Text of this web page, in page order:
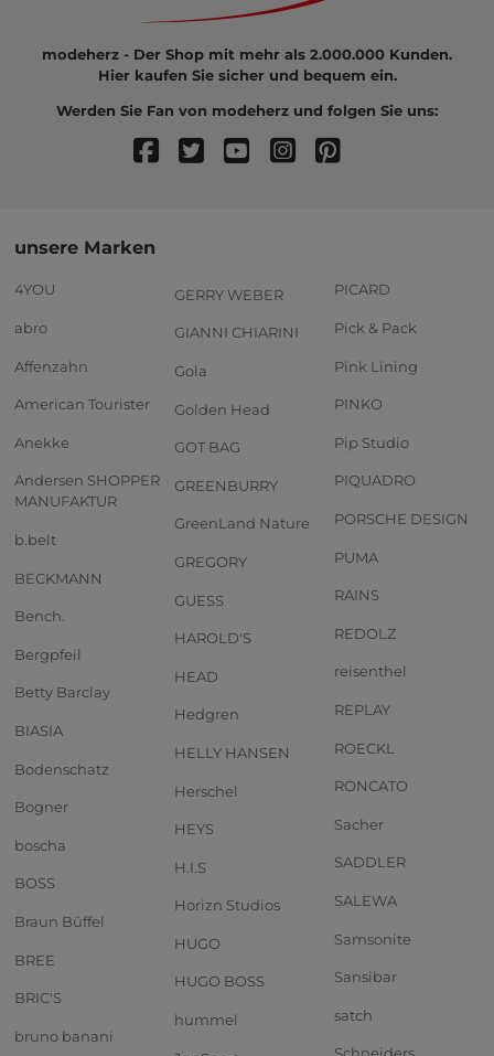
modeherz - Der Shop mit mehr als 2.000.000 Kunden.
Hier kaufen Sie sicher und bequem ein.
Werden Sie Fan von modeherz und folgen Sie uns:
unsere Marken
4YOU
abro
Affenzahn
American Tourister
Anekke
Andersen SHOPPER
MANUFAKTUR
b.belt
BECKMANN
Bench.
Bergpfeil
Betty Barclay
BIASIA
Bodenschatz
Bogner
boscha
BOSS
Braun Büffel
BREE
BRIC'S
bruno banani
GERRY WEBER
GIANNI CHIARINI
Gola
Golden Head
GOT BAG
GREENBURRY
GreenLand Nature
GREGORY
GUESS
HAROLD'S
HEAD
Hedgren
HELLY HANSEN
Herschel
HEYS
H.I.S
Horizn Studios
HUGO
HUGO BOSS
hummel
PICARD
Pick & Pack
Pink Lining
PINKO
Pip Studio
PIQUADRO
PORSCHE DESIGN
PUMA
RAINS
REDOLZ
reisenthel
REPLAY
ROECKL
RONCATO
Sacher
SADDLER
SALEWA
Samsonite
Sansibar
satch